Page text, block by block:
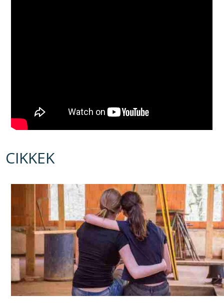
CIKKEK